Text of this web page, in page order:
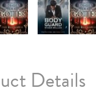
Details